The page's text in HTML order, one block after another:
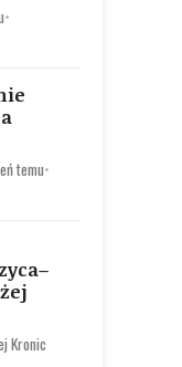
•
temu•
Kronic